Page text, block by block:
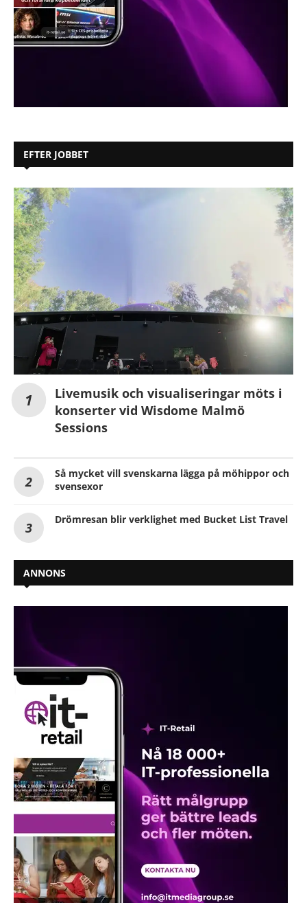
EFTER JOBBET
Livemusik och visualiseringar möts i
konserter vid Wisdome Malmö
Sessions
Så mycket vill svenskarna lägga på möhippor och
svensexor
Drömresan blir verklighet med Bucket List Travel
ANNONS